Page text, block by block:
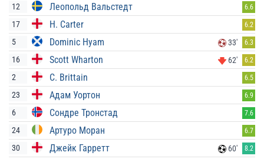
12 Леопольд Вальстедт 6.6
17 H. Carter 6.2
5 Dominic Hyam 33' 6.3
16 Scott Wharton 62' 6.2
2 C. Brittain 6.5
23 Адам Уортон 6.9
6 Сондре Тронстад 7.6
24 Артуро Моран 6.7
30 Джейк Гарретт 60' 8.2